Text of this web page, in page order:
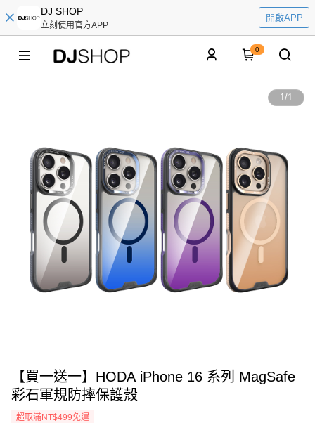
DJ SHOP
立刻使用官方APP
開啟APP
0
1/1
【買一送一】HODA iPhone 16 系列 MagSafe
彩石軍規防摔保護殼
超取滿NT$499免運